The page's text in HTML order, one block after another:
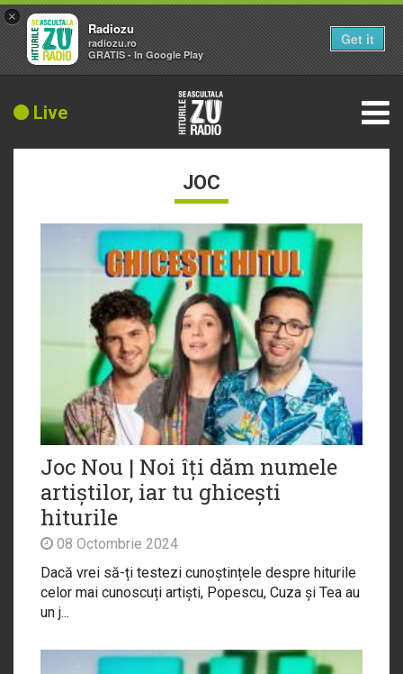
Live
JOC
Joc Nou | Noi îți dăm numele
artiștilor, iar tu ghicești
hiturile
08 Octombrie 2024
Dacă vrei să-ți testezi cunoștințele despre hiturile
celor mai cunoscuți artiști, Popescu, Cuza și Tea au
un j...
×
Radiozu
radiozu.ro
GRATIS - In Google Play
Get it